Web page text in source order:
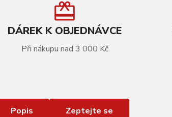
DÁREK K OBJEDNÁVCE
Při nákupu nad 3 000 Kč
Popis Zeptejte se